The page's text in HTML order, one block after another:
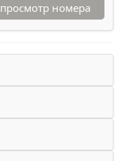
просмотр номера